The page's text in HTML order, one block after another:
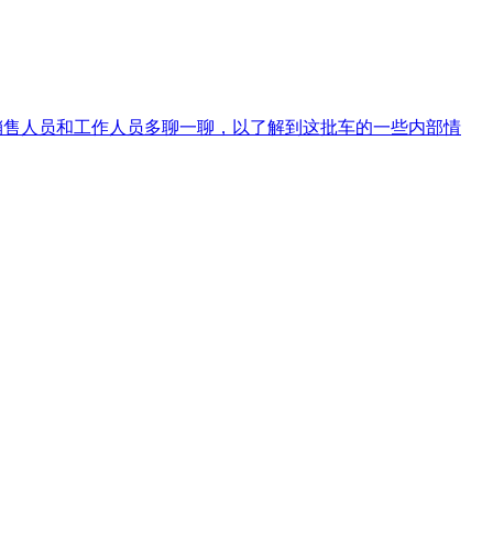
人员和工作人员多聊一聊，以了解到这批车的一些内部情